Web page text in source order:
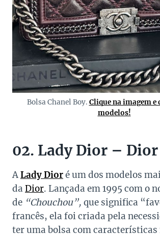
Bolsa Chanel Boy. Clique na imagem
modelos!
02. Lady Dior – Dior
ALady Dioré um dos modelos
da Dior. Lançada em 1995 com o
de “Chouchou”, que significa
francês, ela foi criada pela
ter uma bolsa com características